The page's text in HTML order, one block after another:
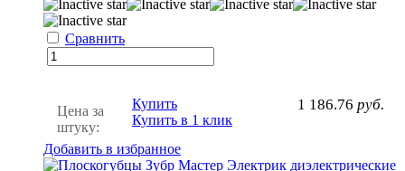
Сравнить
Цена за
штуку:
1 186.76 руб.
Купить
Купить в 1 клик
Добавить в избранное